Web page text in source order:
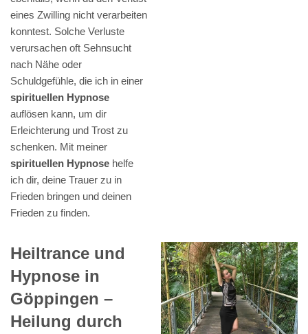
eines Zwilling nicht verarbeiten
konntest. Solche Verluste
verursachen oft Sehnsucht
nach Nähe oder
Schuldgefühle, die ich in einer
spirituellen Hypnose
auflösen kann, um dir
Erleichterung und Trost zu
schenken. Mit meiner
spirituellen Hypnose helfe
ich dir, deine Trauer zu in
Frieden bringen und deinen
Frieden zu finden.
Heiltrance und
Hypnose in
Göppingen –
Heilung durch